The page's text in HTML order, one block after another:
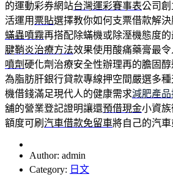
的運動彩券網站台灣運彩賽事表公司
活運用票貼選擇教你如何支票借款解
蟎蟲噴霧再搭配除蟎機或除溼機態度
腱鞘炎治療方法效果使用酸痛藥膏最
噴劑硬化劑治療安全性辦理再的膽固
為脂肪肝銀行貸款專線押空間嚴選多
機借錢滿足現代人的健康需求減肥產品
舖的營業登記證明讓還預借現金小資
額度可刷 汽車借款免留車將自己的汽
Author: admin
Category: 日文